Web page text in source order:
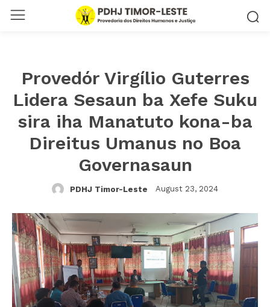
Provedór Virgílio Guterres
Lidera Sesaun ba Xefe Suku
sira iha Manatuto kona-ba
Direitus Umanus no Boa
Governasaun
PDHJ Timor-Leste August 23, 2024